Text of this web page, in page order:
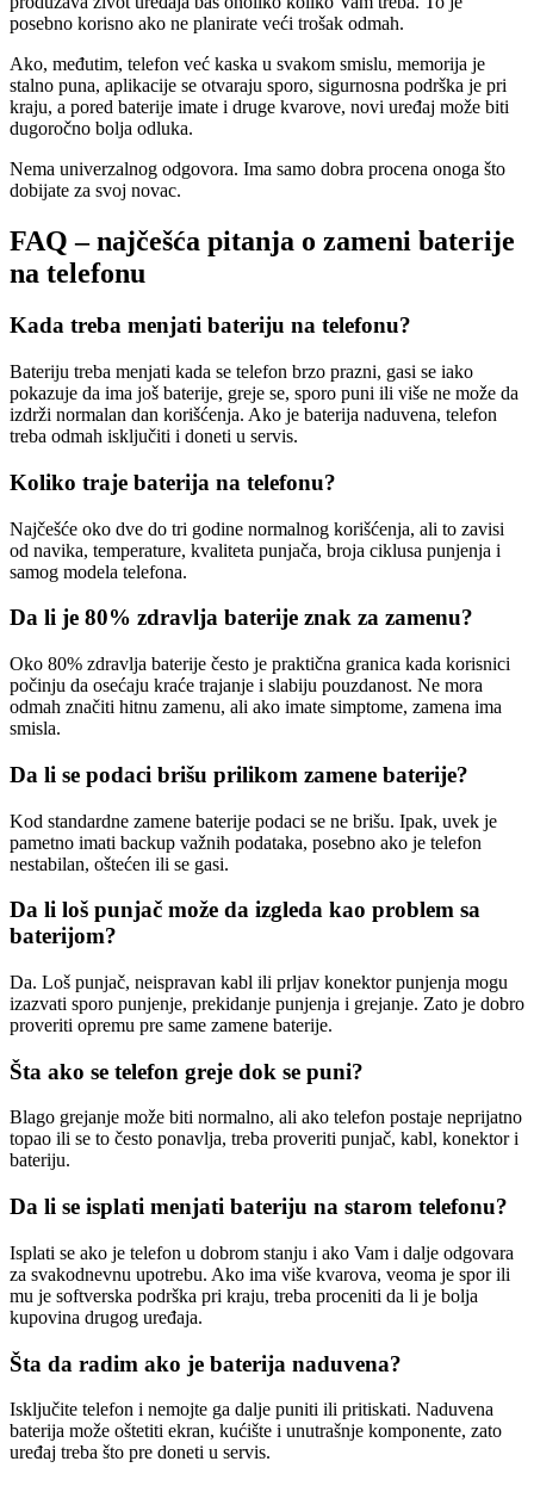
posebno korisno ako ne planirate veći trošak odmah.
Ako, međutim, telefon već kaska u svakom smislu, memorija je
stalno puna, aplikacije se otvaraju sporo, sigurnosna podrška je pri
kraju, a pored baterije imate i druge kvarove, novi uređaj može biti
dugoročno bolja odluka.
Nema univerzalnog odgovora. Ima samo dobra procena onoga što
dobijate za svoj novac.
FAQ – najčešća pitanja o zameni baterije
na telefonu
Kada treba menjati bateriju na telefonu?
Bateriju treba menjati kada se telefon brzo prazni, gasi se iako
pokazuje da ima još baterije, greje se, sporo puni ili više ne može da
izdrži normalan dan korišćenja. Ako je baterija naduvena, telefon
treba odmah isključiti i doneti u servis.
Koliko traje baterija na telefonu?
Najčešće oko dve do tri godine normalnog korišćenja, ali to zavisi
od navika, temperature, kvaliteta punjača, broja ciklusa punjenja i
samog modela telefona.
Da li je 80% zdravlja baterije znak za zamenu?
Oko 80% zdravlja baterije često je praktična granica kada korisnici
počinju da osećaju kraće trajanje i slabiju pouzdanost. Ne mora
odmah značiti hitnu zamenu, ali ako imate simptome, zamena ima
smisla.
Da li se podaci brišu prilikom zamene baterije?
Kod standardne zamene baterije podaci se ne brišu. Ipak, uvek je
pametno imati backup važnih podataka, posebno ako je telefon
nestabilan, oštećen ili se gasi.
Da li loš punjač može da izgleda kao problem sa
baterijom?
Da. Loš punjač, neispravan kabl ili prljav konektor punjenja mogu
izazvati sporo punjenje, prekidanje punjenja i grejanje. Zato je dobro
proveriti opremu pre same zamene baterije.
Šta ako se telefon greje dok se puni?
Blago grejanje može biti normalno, ali ako telefon postaje neprijatno
topao ili se to često ponavlja, treba proveriti punjač, kabl, konektor i
bateriju.
Da li se isplati menjati bateriju na starom telefonu?
Isplati se ako je telefon u dobrom stanju i ako Vam i dalje odgovara
za svakodnevnu upotrebu. Ako ima više kvarova, veoma je spor ili
mu je softverska podrška pri kraju, treba proceniti da li je bolja
kupovina drugog uređaja.
Šta da radim ako je baterija naduvena?
Isključite telefon i nemojte ga dalje puniti ili pritiskati. Naduvena
baterija može oštetiti ekran, kućište i unutrašnje komponente, zato
uređaj treba što pre doneti u servis.